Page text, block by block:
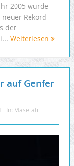
2005 wurde
Rekord
der
Weiterlesen
auf Genfer
In: Maserati